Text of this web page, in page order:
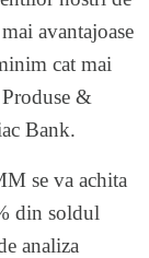
avantajoase
cat mai
&
Bank.
se va achita
din soldul
analiza